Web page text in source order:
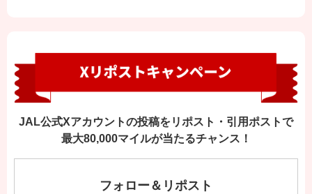
JAL公式Xアカウントの投稿をリポスト・引用ポストで
最大80,000マイルが当たるチャンス！
フォロー＆リポスト